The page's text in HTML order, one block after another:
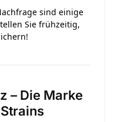
sind einige
Sie frühzeitig,
– Die Marke